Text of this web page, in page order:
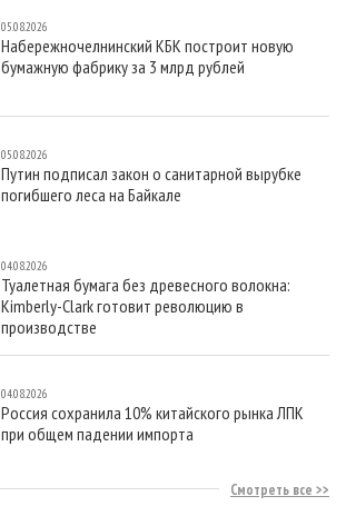
05.08.2026
Набережночелнинский КБК построит новую
бумажную фабрику за 3 млрд рублей
05.08.2026
Путин подписал закон о санитарной вырубке
погибшего леса на Байкале
04.08.2026
Туалетная бумага без древесного волокна:
Kimberly-Clark готовит революцию в
производстве
04.08.2026
Россия сохранила 10% китайского рынка ЛПК
при общем падении импорта
Смотреть все